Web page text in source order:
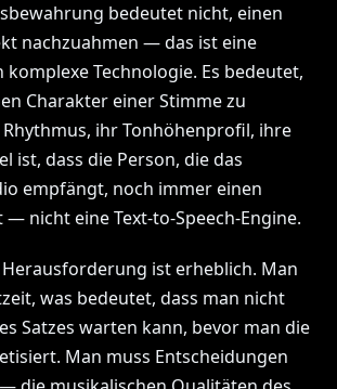
bedeutet nicht, einen
nachzuahmen — das ist eine
komplexe Technologie. Es bedeutet,
Charakter einer Stimme zu
ihr Tonhöhenprofil, ihre
ist, dass die Person, die das
empfängt, noch immer einen
nicht eine Text-to-Speech-Engine.
ist erheblich. Man
was bedeutet, dass man nicht
Satzes warten kann, bevor man die
Man muss Entscheidungen